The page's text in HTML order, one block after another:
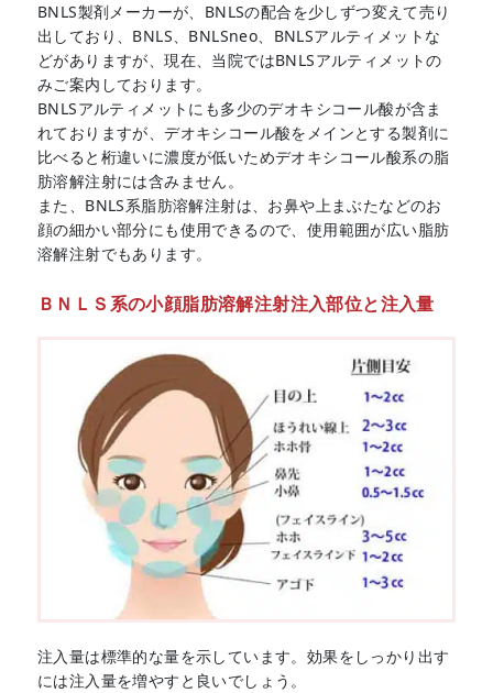
BNLS製剤メーカーが、BNLSの配合を少しずつ変えて売り
出しており、BNLS、BNLSneo、BNLSアルティメットな
どがありますが、現在、当院ではBNLSアルティメットの
みご案内しております。
BNLSアルティメットにも多少のデオキシコール酸が含ま
れておりますが、デオキシコール酸をメインとする製剤に
比べると桁違いに濃度が低いためデオキシコール酸系の脂
肪溶解注射には含みません。
また、BNLS系脂肪溶解注射は、お鼻や上まぶたなどのお
顔の細かい部分にも使用できるので、使用範囲が広い脂肪
溶解注射でもあります。
ＢＮＬＳ系の小顔脂肪溶解注射注入部位と注入量
注入量は標準的な量を示しています。効果をしっかり出す
には注入量を増やすと良いでしょう。